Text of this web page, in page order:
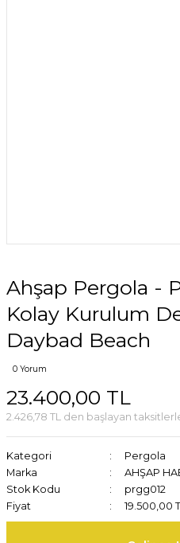
Ahşap Pergola -
Kolay Kurulum
Daybad Beach
0 Yorum
23.400,00 TL
2.426,78 TL den başlayan
Kategori
Pergola
Marka
AHŞAP
Stok Kodu
prgg012
Fiyat
19.500,00